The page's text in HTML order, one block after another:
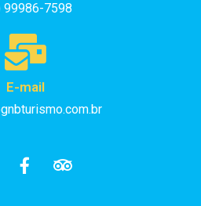
99986-7598
E-mail